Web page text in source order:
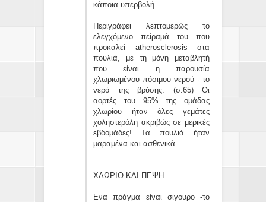
κάποια υπερβολή.
Περιγράφει λεπτομερώς το
ελεγχόμενο πείραμά του που
προκαλεί atherosclerosis στα
πουλιά, με τη μόνη μεταβλητή
που είναι η παρουσία
χλωριωμένου πόσιμου νερού - το
νερό της βρύσης. (σ.65) Οι
αορτές του 95% της ομάδας
χλωρίου ήταν όλες γεμάτες
χοληστερόλη ακριβώς σε μερικές
εβδομάδες! Τα πουλιά ήταν
μαραμένα και ασθενικά.
ΧΛΩΡΙΟ ΚΑΙ ΠΕΨΗ
Ενα πράγμα είναι σίγουρο -το